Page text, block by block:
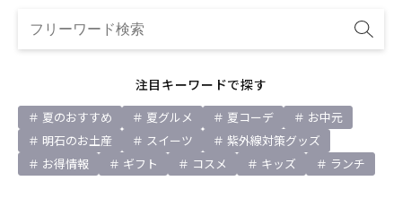
注目キーワードで探す
夏のおすすめ 夏グルメ 夏コーデ
お中元
明石のお土産
スイーツ
紫外線対策グッズ
お得情報
ギフト コスメ キッズ ランチ